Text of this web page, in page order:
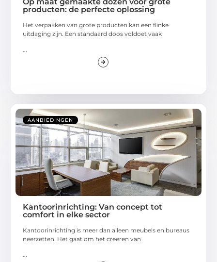
Op maat gemaakte dozen voor grote
producten: de perfecte oplossing
Het verpakken van grote producten kan een flinke
uitdaging zijn. Een standaard doos voldoet vaak
AANBIEDINGEN
Kantoorinrichting: Van concept tot
comfort in elke sector
Kantoorinrichting is meer dan alleen meubels en bureaus
neerzetten. Het gaat om het creëren van
...